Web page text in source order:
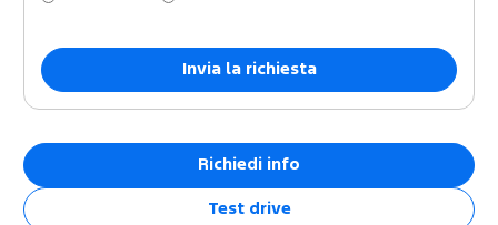
Richiedi info
Test drive